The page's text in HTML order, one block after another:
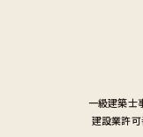
一級建築士
建設業許可